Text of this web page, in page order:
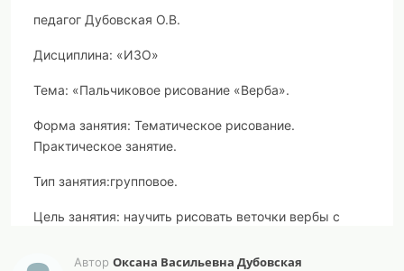
педагог Дубовская О.В.
Дисциплина: «ИЗО»
Тема: «Пальчиковое рисование «Верба».
Форма занятия: Тематическое рисование.
Практическое занятие.
Тип занятия:групповое.
Цель занятия: научить рисовать веточки вербы с
«рисование пальцами».
Автор Оксана Васильевна Дубовская